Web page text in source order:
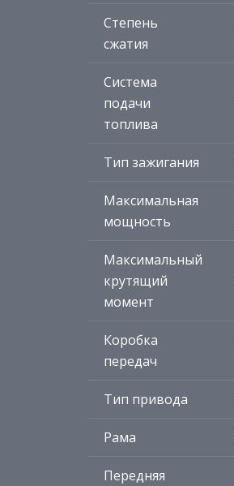
Степень
сжатия
Система
подачи
топлива
Тип зажигания
Максимальная
мощность
Максимальный
крутящий
момент
Коробка
передач
Тип привода
Рама
Передняя